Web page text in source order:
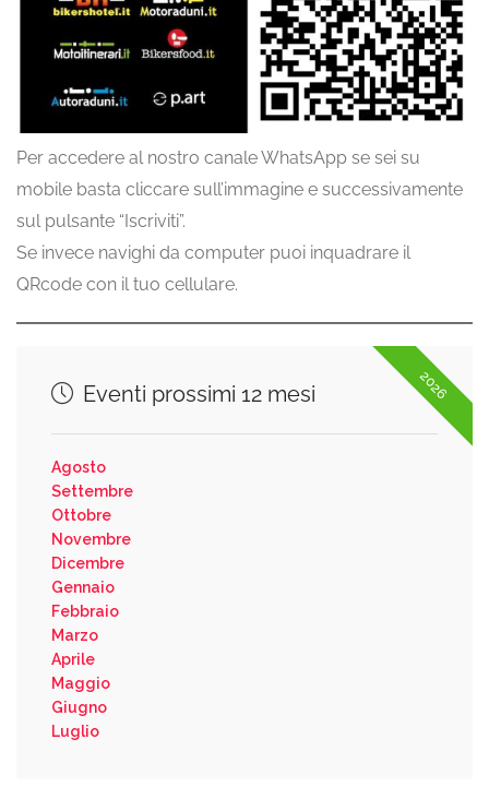
Per accedere al nostro canale WhatsApp se sei su
mobile basta cliccare sull’immagine e successivamente
sul pulsante “Iscriviti”.
Se invece navighi da computer puoi inquadrare il
QRcode con il tuo cellulare.
2026
Eventi prossimi 12 mesi
Agosto
Settembre
Ottobre
Novembre
Dicembre
Gennaio
Febbraio
Marzo
Aprile
Maggio
Giugno
Luglio